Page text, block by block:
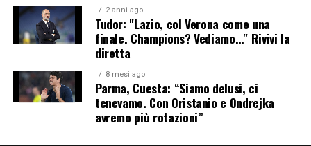
2 anni ago
Tudor: "Lazio, col Verona come una
finale. Champions? Vediamo…" Rivivi la
diretta
8 mesi ago
Parma, Cuesta: “Siamo delusi, ci
tenevamo. Con Oristanio e Ondrejka
avremo più rotazioni”